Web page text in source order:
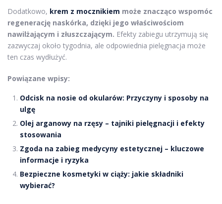
Dodatkowo, krem z mocznikiem może znacząco wspomóc
regenerację naskórka, dzięki jego właściwościom
nawilżającym i złuszczającym. Efekty zabiegu utrzymują się
zazwyczaj około tygodnia, ale odpowiednia pielęgnacja może
ten czas wydłużyć.
Powiązane wpisy:
Odcisk na nosie od okularów: Przyczyny i sposoby na
ulgę
Olej arganowy na rzęsy – tajniki pielęgnacji i efekty
stosowania
Zgoda na zabieg medycyny estetycznej – kluczowe
informacje i ryzyka
Bezpieczne kosmetyki w ciąży: jakie składniki
wybierać?